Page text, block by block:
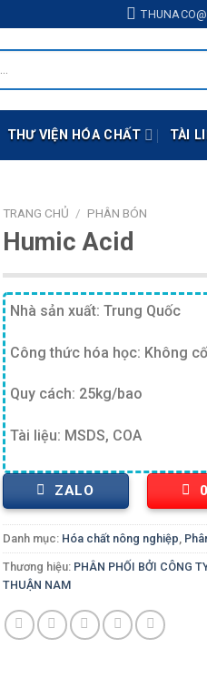
THƯ VIỆN HÓA CHẤT TÀI
TRANG CHỦ / PHÂN BÓN
Humic Acid
Nhà sản xuất: Trung Quốc
Công thức hóa học: Không
Quy cách: 25kg/bao
Tài liệu: MSDS, COA
ZALO
Danh mục: Hóa chất nông nghiệp
Thương hiệu: PHÂN PHỐI BỞI CÔNG
THUẬN NAM